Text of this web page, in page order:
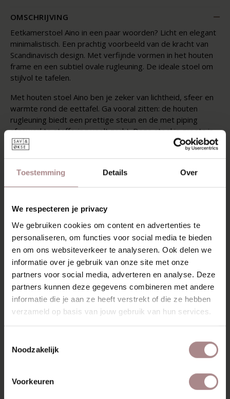
Toestemming Details Over
We respecteren je privacy
We gebruiken cookies om content en advertenties te
personaliseren, om functies voor social media te bieden
en om ons websiteverkeer te analyseren. Ook delen we
informatie over je gebruik van onze site met onze
partners voor social media, adverteren en analyse. Deze
partners kunnen deze gegevens combineren met andere
informatie die je aan ze heeft verstrekt of die ze hebben
verzameld op basis van jouw gebruik van hun services.
Noodzakelijk
Voorkeuren
OMSCHRIJVING
Eetkamerstoel Aino in een paar woorden? Licht en elegant
minimalistisch. Een prachtig voorbeeld van de kracht van
Scandinavisch design. Met verfijnde vormen in het houten
frame en een subtiel ovale rugleuning. De ideale stoel om
stijlvol te tafelen.
Met houten stoel Aino ben je zeker van lichtheid, sfeer en
warmte rond de eettafel. Ga vooral zitten: de houten
rugleuning biedt een prettige steun en de met piping
afgewerkte stoffering voelt zacht. Deze stoel is groots in
verfijning en subtiele details. Simpelweg een plaatje.
STOFSTALEN BESTELLEN
AFMETINGEN & STOFFEN
ZAKELIJK
MISSCHIEN VIND JE DIT
OOK MOOI